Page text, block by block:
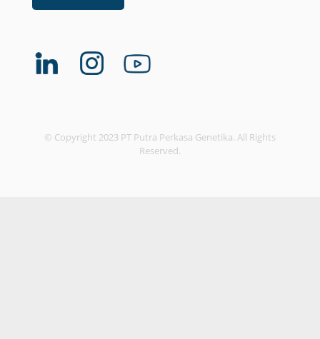
© Copyright 2023 PT Putra Perkasa Genetika. All Rights
Reserved.